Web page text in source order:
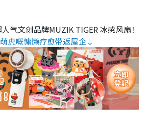
气文创品牌MUZIK TIGER 冰感风扇！
虎嘅慵懒疗愈带返屋企↓